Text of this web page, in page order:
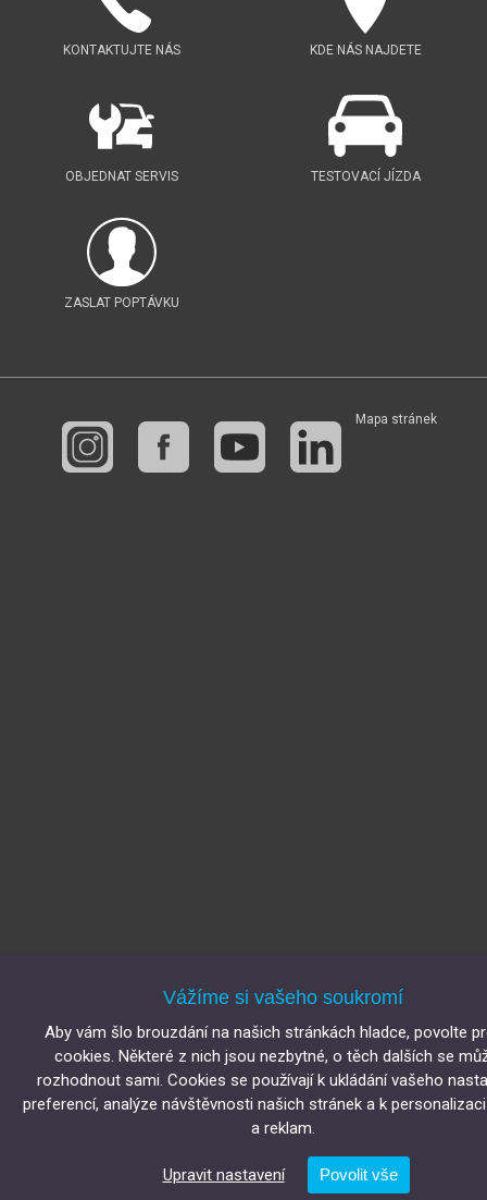
KONTAKTUJTE NÁS KDE NÁS NAJDETE
OBJEDNAT SERVIS TESTOVACÍ JÍZDA
ZASLAT POPTÁVKU
Mapa stránek
Vážíme si vašeho soukromí
Aby vám šlo brouzdání na našich stránkách hladce, povolte
cookies. Některé z nich jsou nezbytné, o těch dalších se
rozhodnout sami. Cookies se používají k ukládání vašeho
preferencí, analýze návštěvnosti našich stránek a k
a reklam.
Upravit nastavení Povolit vše